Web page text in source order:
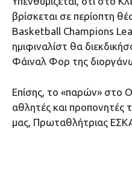
βρίσκεται σε περίοπτη
Βasketball Champions
ημιφιναλίστ θα
Φάιναλ Φορ της
Επίσης, το «παρών» στο
αθλητές και
μας, Πρωταθλήτριας